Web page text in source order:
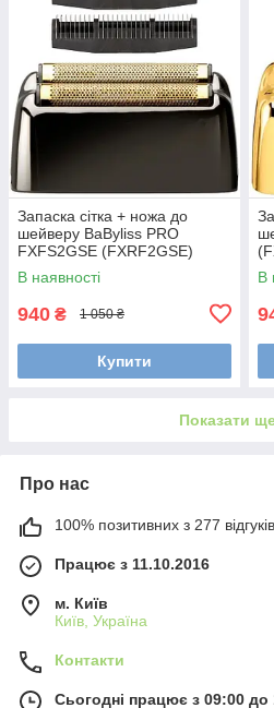
Запаска сітка + ножа до
шейверу BaByliss PRO
FXFS2GSE (FXRF2GSE)
В наявності
940 ₴ 1 050 ₴
Купити
В
Показати
Про нас
100% позитивних з 277
Працює з 11.10.2016
м. Київ
Київ, Україна
Контакти
Сьогодні працює з 09:00 до